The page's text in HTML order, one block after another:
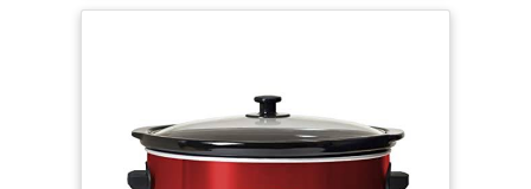
traditionnelle sans passer des heures
attendrit les morceaux de viande les
plus coriaces, approfondit le goût de
chaque ingrédient et crée des plats à la